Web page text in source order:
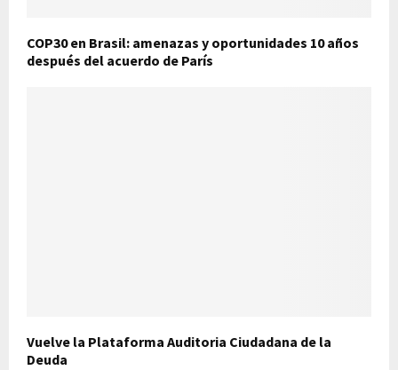
COP30 en Brasil: amenazas y oportunidades 10 años
después del acuerdo de París
Vuelve la Plataforma Auditoria Ciudadana de la
Deuda